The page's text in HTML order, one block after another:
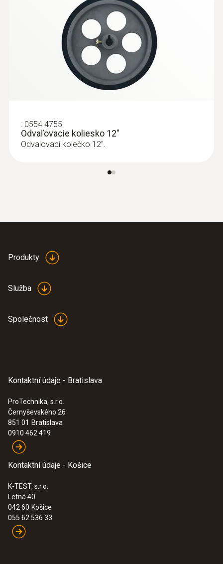
: 0554 4755
Odvaľovacie koliesko 12"
Odvalovací kolečko 12".
Produkty
Služba
Společnost
Kontaktní údaje - Bratislava
ProTechnika, s.r.o.
Černyševského 26
851 01 Bratislava
0910 462 419
Kontaktní údaje - Košice
K-TEST, s.r.o.
Letná 40
042 60 Košice
055 62 536 33